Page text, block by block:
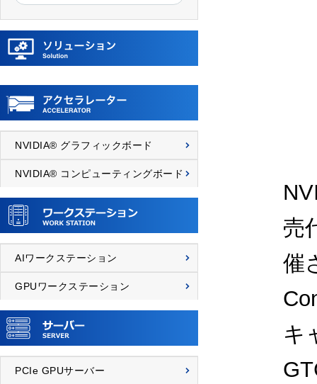
売
催
キ
NVIDIA® グラフィックボード
NVIDIA® コンピューティングボード
AIワークステーション
GPUワークステーション
PCIe GPUサーバー